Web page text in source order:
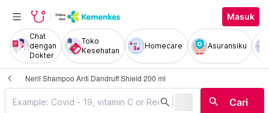
Masuk
Chat
dengan
Dokter
Toko
Kesehatan
Homecare Asuransiku
Neril Shampoo Anti Dandruff Shield 200 ml
search search Cari